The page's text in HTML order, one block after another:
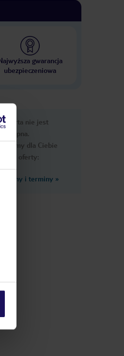
gwarancja
ubezpieczeniowa
oferta nie jest
dostępna.
dla Ciebie
oferty:
ceny i terminy »